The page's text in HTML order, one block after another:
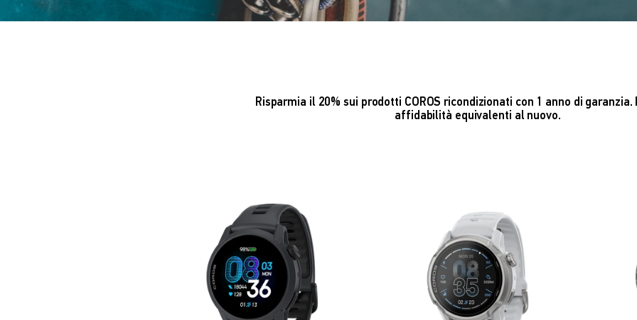
Risparmia il 20% sui prodotti COROS ricondizionati con 1 anno di garanzia.
affidabilità equivalenti al nuovo.